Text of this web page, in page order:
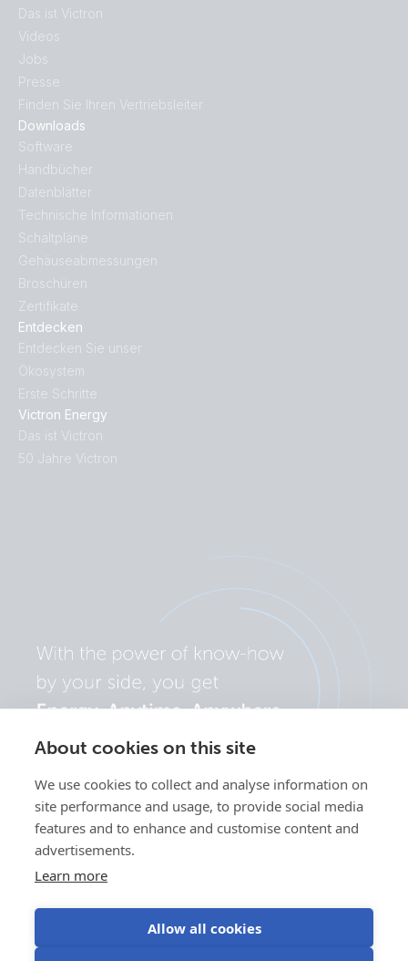
About cookies on this site
We use cookies to collect and analyse information on
site performance and usage, to provide social media
features and to enhance and customise content and
advertisements.
Learn more
Allow all cookies
Entdecken
Entdecken Sie unser
Ökosystem
Erste Schritte
Victron Energy
Das ist Victron
50 Jahre Victron
Downloads
Software
Handbücher
Datenblätter
Technische Informationen
Schaltpläne
Gehäuseabmessungen
Broschüren
Zertifikate
Das ist Victron
Videos
Jobs
Presse
Finden Sie Ihren Vertriebsleiter
Datenschutzerklärung